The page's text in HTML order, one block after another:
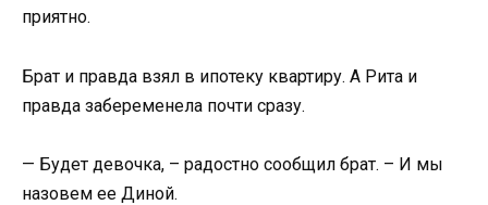
приятно.
Брат и правда взял в ипотеку квартиру. А Рита и
правда забеременела почти сразу.
— Будет девочка, – радостно сообщил брат. – И мы
назовем ее Диной.